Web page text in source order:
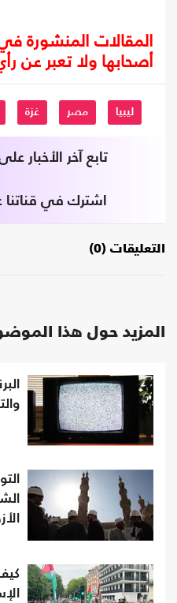
أصحابها ولا تعبر عن
ليبيا مصر غزة
تابع آخر الأخبار
اشترك في قناتنا
التعليقات (0)
المزيد حول هذا